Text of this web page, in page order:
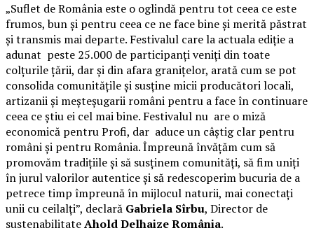
„Suflet de România este o oglindă pentru tot ceea ce este
frumos, bun și pentru ceea ce ne face bine și merită păstrat
și transmis mai departe. Festivalul care la actuala ediție a
adunat peste 25.000 de participanți veniți din toate
colțurile țării, dar și din afara granițelor, arată cum se pot
consolida comunitățile și susține micii producători locali,
artizanii și meșteșugarii români pentru a face în continuare
ceea ce știu ei cel mai bine. Festivalul nu are o miză
economică pentru Profi, dar aduce un câștig clar pentru
români și pentru România. Împreună învățăm cum să
promovăm tradițiile și să susținem comunități, să fim uniți
în jurul valorilor autentice și să redescoperim bucuria de a
petrece timp împreună în mijlocul naturii, mai conectați
unii cu ceilalți”, declară Gabriela Sîrbu, Director de
sustenabilitateAhold Delhaize România.